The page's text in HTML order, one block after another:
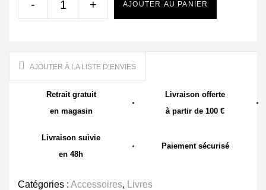
- + AJOUTER AU PANIER
AJOUTER À LA LISTE D’ENVIES
Retrait gratuit
en magasin
Livraison offerte
à partir de 100 €
Livraison suivie
en 48h
Paiement sécurisé
Catégories : Accessoires, Livres